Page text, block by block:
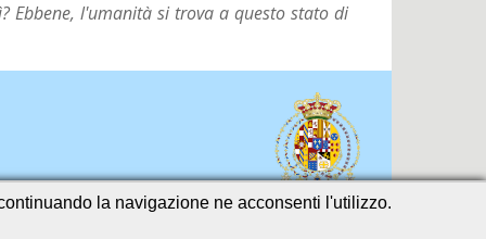
Ebbene, l'umanità si trova a questo stato di
la navigazione ne acconsenti l'utilizzo.